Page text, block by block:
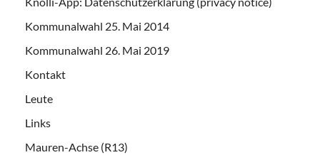
Kommunalwahl 25. Mai 2014
Kommunalwahl 26. Mai 2019
Kontakt
Leute
Links
Mauren-Achse (R13)